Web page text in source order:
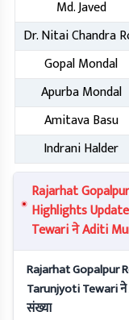
Md. Javed
Dr. Nitai Chandra
Gopal Mondal
Apurba Mondal
Amitava Basu
Indrani Halder
Rajarhat
Highlights
Tewari ने Aditi
Rajarhat Gopalpur
Tarunjyoti Tewari ने
संख्या